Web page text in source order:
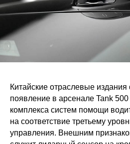
Китайские отраслевые
появление в арсенале Tank
комплекса систем помощи
на соответствие третьему
управления. Внешним